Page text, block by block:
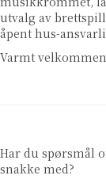
utvalg av
åpent hus-
Varmt
Har du spørsmål
snakke med?